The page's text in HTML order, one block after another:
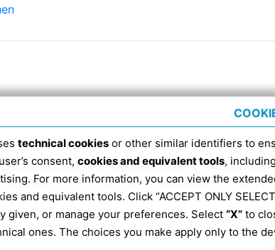
BOLOGNA, Via San Domenico 4, Tel. 051
JANUAR 2019 IST DER SDI-EMPFÄNGERCODE
Informationen gemäß
technical cookies or other similar identifiers to
consent, cookies and equivalent tools,
For more information, you can view the
and equivalent tools. Click “ACCEPT ONLY
given, or manage your preferences. Select “X” to
ones. The choices you make apply only to the